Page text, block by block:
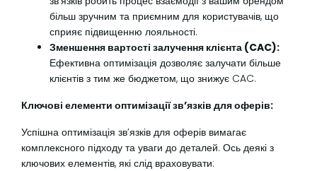
більш зручним та приємним для користувачів, що
сприяє підвищенню лояльності.
Зменшення вартості залучення клієнта (CAC):
Ефективна оптимізація дозволяє залучати більше
клієнтів з тим же бюджетом, що знижує CAC.
Ключові елементи оптимізації зв’язків для оферів:
Успішна оптимізація зв’язків для оферів вимагає
комплексного підходу та уваги до деталей. Ось деякі з
ключових елементів, які слід враховувати: